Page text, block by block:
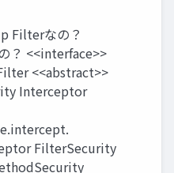
Filterなの？
？ <<interface>>
<<abstract>>
Interceptor
FilterSecurity